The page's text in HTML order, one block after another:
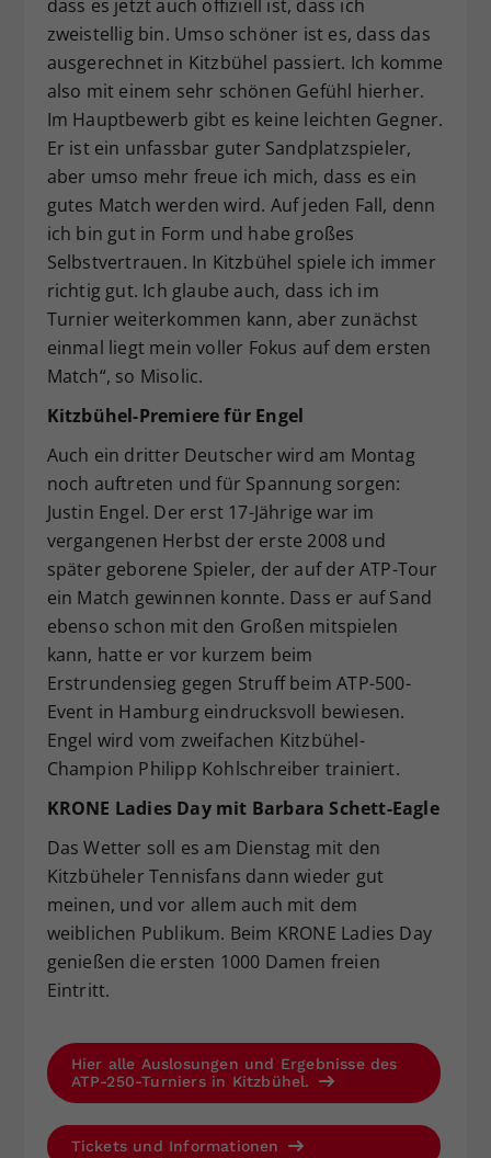
dass es jetzt auch offiziell ist, dass ich
zweistellig bin. Umso schöner ist es, dass das
ausgerechnet in Kitzbühel passiert. Ich komme
also mit einem sehr schönen Gefühl hierher.
Im Hauptbewerb gibt es keine leichten Gegner.
Er ist ein unfassbar guter Sandplatzspieler,
aber umso mehr freue ich mich, dass es ein
gutes Match werden wird. Auf jeden Fall, denn
ich bin gut in Form und habe großes
Selbstvertrauen. In Kitzbühel spiele ich immer
richtig gut. Ich glaube auch, dass ich im
Turnier weiterkommen kann, aber zunächst
einmal liegt mein voller Fokus auf dem ersten
Match“, so Misolic.
Kitzbühel-Premiere für Engel
Auch ein dritter Deutscher wird am Montag
noch auftreten und für Spannung sorgen:
Justin Engel. Der erst 17-Jährige war im
vergangenen Herbst der erste 2008 und
später geborene Spieler, der auf der ATP-Tour
ein Match gewinnen konnte. Dass er auf Sand
ebenso schon mit den Großen mitspielen
kann, hatte er vor kurzem beim
Erstrundensieg gegen Struff beim ATP-500-
Event in Hamburg eindrucksvoll bewiesen.
Engel wird vom zweifachen Kitzbühel-
Champion Philipp Kohlschreiber trainiert.
KRONE Ladies Day mit Barbara Schett-Eagle
Das Wetter soll es am Dienstag mit den
Kitzbüheler Tennisfans dann wieder gut
meinen, und vor allem auch mit dem
weiblichen Publikum. Beim KRONE Ladies Day
genießen die ersten 1000 Damen freien
Eintritt.
Hier alle Auslosungen und Ergebnisse des
ATP-250-Turniers in Kitzbühel.
Tickets und Informationen